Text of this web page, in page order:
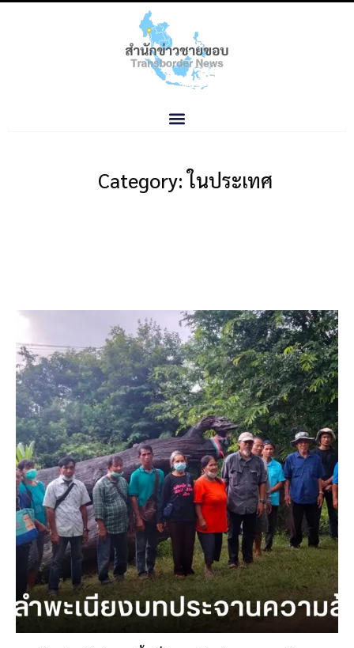
Category: ในประเทศ